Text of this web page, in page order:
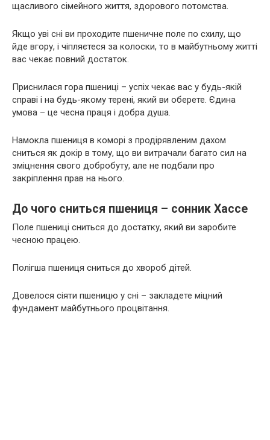
щасливого сімейного життя, здорового потомства.
Якщо уві сні ви проходите пшеничне поле по схилу, що
йде вгору, і чіпляєтеся за колоски, то в майбутньому житті
вас чекає повний достаток.
Приснилася гора пшениці – успіх чекає вас у будь-якій
справі і на будь-якому терені, який ви оберете. Єдина
умова – це чесна праця і добра душа.
Намокла пшениця в коморі з продірявленим дахом
сниться як докір в тому, що ви витрачали багато сил на
зміцнення свого добробуту, але не подбали про
закріплення прав на нього.
До чого сниться пшениця – сонник Хассе
Поле пшениці сниться до достатку, який ви заробите
чесною працею.
Полігша пшениця сниться до хвороб дітей.
Довелося сіяти пшеницю у сні – закладете міцний
фундамент майбутнього процвітання.